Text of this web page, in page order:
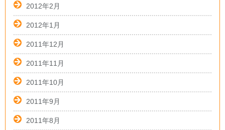
2012年2月
2012年1月
2011年12月
2011年11月
2011年10月
2011年9月
2011年8月